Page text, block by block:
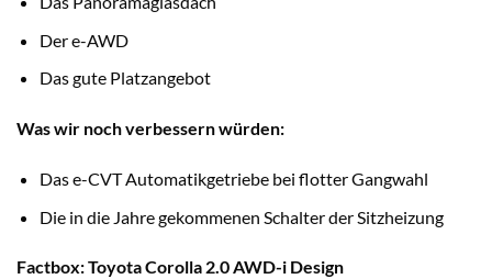
Der e-AWD
Das gute Platzangebot
Was wir noch verbessern würden:
Das e-CVT Automatikgetriebe bei flotter Gangwahl
Die in die Jahre gekommenen Schalter der Sitzheizung
Factbox: Toyota Corolla 2.0 AWD-i Design